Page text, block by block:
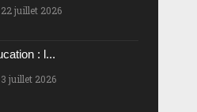
22 juillet 2026
: l...
3 juillet 2026